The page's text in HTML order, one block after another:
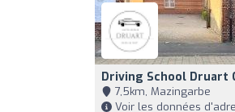
Driving School Druart
7,5km, Mazingarbe
Voir les données